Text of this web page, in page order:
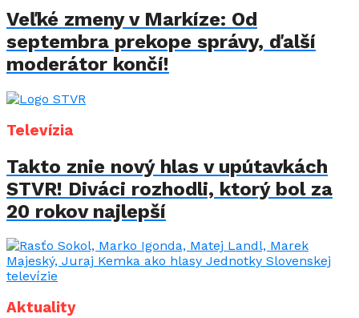
Veľké zmeny v Markíze: Od
septembra prekope správy, ďalší
moderátor končí!
Televízia
Takto znie nový hlas v upútavkách
STVR! Diváci rozhodli, ktorý bol za
20 rokov najlepší
Aktuality